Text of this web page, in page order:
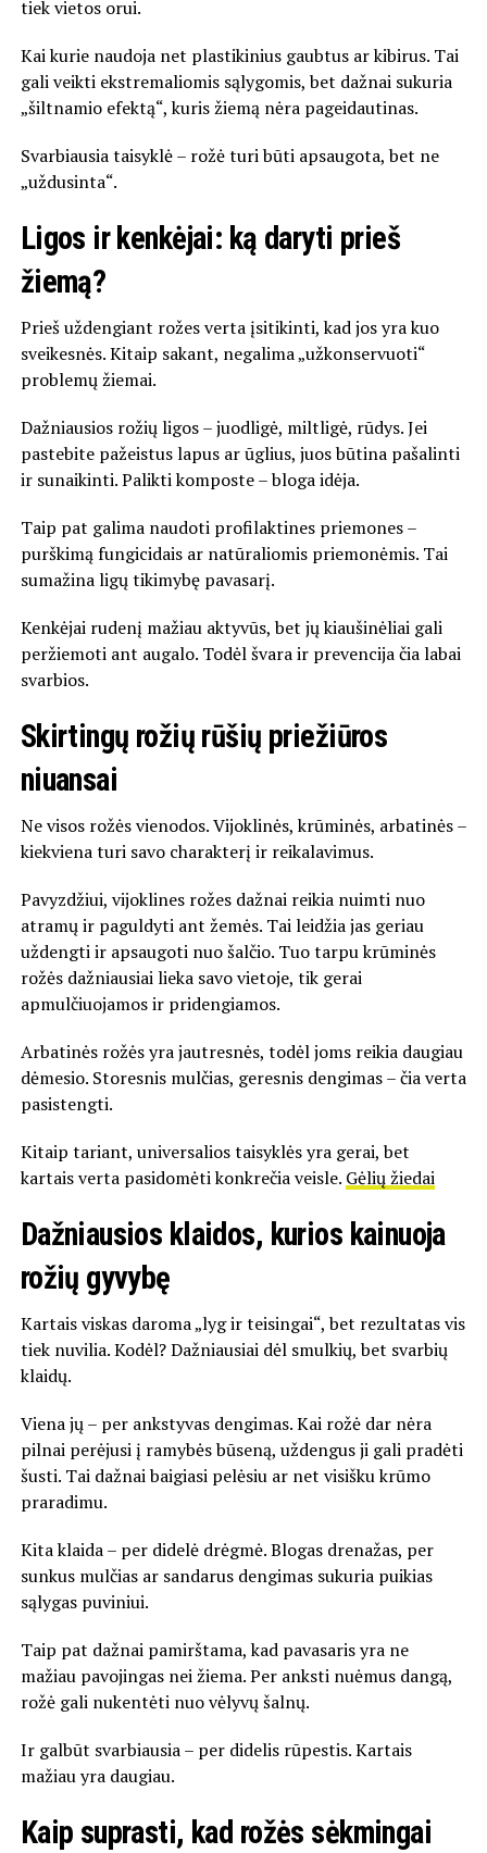
tiek vietos orui.
Kai kurie naudoja net plastikinius gaubtus ar kibirus. Tai
gali veikti ekstremaliomis sąlygomis, bet dažnai sukuria
„šiltnamio efektą“, kuris žiemą nėra pageidautinas.
Svarbiausia taisyklė – rožė turi būti apsaugota, bet ne
„uždusinta“.
Ligos ir kenkėjai: ką daryti prieš
žiemą?
Prieš uždengiant rožes verta įsitikinti, kad jos yra kuo
sveikesnės. Kitaip sakant, negalima „užkonservuoti“
problemų žiemai.
Dažniausios rožių ligos – juodligė, miltligė, rūdys. Jei
pastebite pažeistus lapus ar ūglius, juos būtina pašalinti
ir sunaikinti. Palikti komposte – bloga idėja.
Taip pat galima naudoti profilaktines priemones –
purškimą fungicidais ar natūraliomis priemonėmis. Tai
sumažina ligų tikimybę pavasarį.
Kenkėjai rudenį mažiau aktyvūs, bet jų kiaušinėliai gali
peržiemoti ant augalo. Todėl švara ir prevencija čia labai
svarbios.
Skirtingų rožių rūšių priežiūros
niuansai
Ne visos rožės vienodos. Vijoklinės, krūminės, arbatinės –
kiekviena turi savo charakterį ir reikalavimus.
Pavyzdžiui, vijoklines rožes dažnai reikia nuimti nuo
atramų ir paguldyti ant žemės. Tai leidžia jas geriau
uždengti ir apsaugoti nuo šalčio. Tuo tarpu krūminės
rožės dažniausiai lieka savo vietoje, tik gerai
apmulčiuojamos ir pridengiamos.
Arbatinės rožės yra jautresnės, todėl joms reikia daugiau
dėmesio. Storesnis mulčias, geresnis dengimas – čia verta
pasistengti.
Kitaip tariant, universalios taisyklės yra gerai, bet
kartais verta pasidomėti konkrečia veisle. Gėlių žiedai
Dažniausios klaidos, kurios kainuoja
rožių gyvybę
Kartais viskas daroma „lyg ir teisingai“, bet rezultatas vis
tiek nuvilia. Kodėl? Dažniausiai dėl smulkių, bet svarbių
klaidų.
Viena jų – per ankstyvas dengimas. Kai rožė dar nėra
pilnai perėjusi į ramybės būseną, uždengus ji gali pradėti
šusti. Tai dažnai baigiasi pelėsiu ar net visišku krūmo
praradimu.
Kita klaida – per didelė drėgmė. Blogas drenažas, per
sunkus mulčias ar sandarus dengimas sukuria puikias
sąlygas puviniui.
Taip pat dažnai pamirštama, kad pavasaris yra ne
mažiau pavojingas nei žiema. Per anksti nuėmus dangą,
rožė gali nukentėti nuo vėlyvų šalnų.
Ir galbūt svarbiausia – per didelis rūpestis. Kartais
mažiau yra daugiau.
Kaip suprasti, kad rožės sėkmingai